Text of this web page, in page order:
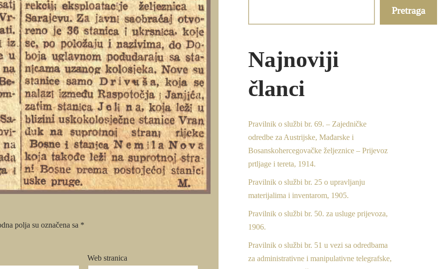
polja su označena sa *
Web stranica
Pretraga
Najnoviji
članci
Pravilnik o službi br. 69. – Zajedničke
odredbe za Austrijske, Mađarske i
Bosanskohercegovačke željeznice – Prijevoz
prtljage i tereta, 1914.
Pravilnik o službi br. 25 o upravljanju
materijalima i inventarom, 1905.
Pravilnik o službi br. 50. za usluge prijevoza,
1906.
Pravilnik o službi br. 51 u vezi sa odredbama
za administrativne i manipulativne telegrafske,